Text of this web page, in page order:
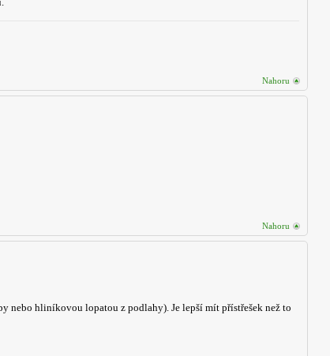
Nahoru
Nahoru
nebo hliníkovou lopatou z podlahy). Je lepší mít přístřešek než to